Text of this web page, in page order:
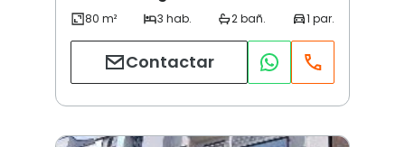
Contactar